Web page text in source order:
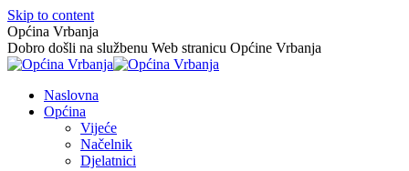
Skip to content
Općina Vrbanja
Dobro došli na službenu Web stranicu Općine Vrbanja
Naslovna
Općina
Vijeće
Načelnik
Djelatnici